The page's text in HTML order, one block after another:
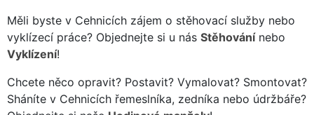
Měli byste v Cehnicích zájem o stěhovací služby nebo
vyklízecí práce? Objednejte si u nás Stěhovánínebo
Vyklízení!
Chcete něco opravit? Postavit? Vymalovat? Smontovat?
Sháníte v Cehnicích řemeslníka, zedníka nebo údržbáře?